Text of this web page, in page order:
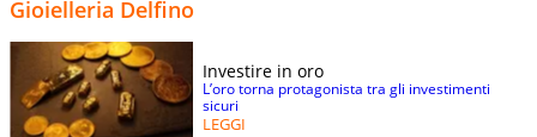
Gioielleria Delfino
Investire in oro
L’oro torna protagonista tra gli investimenti
sicuri
LEGGI